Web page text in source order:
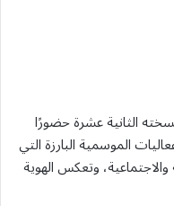
الثانية عشرة حضورًا
الموسمية البارزة التي
وتعكس الهوية